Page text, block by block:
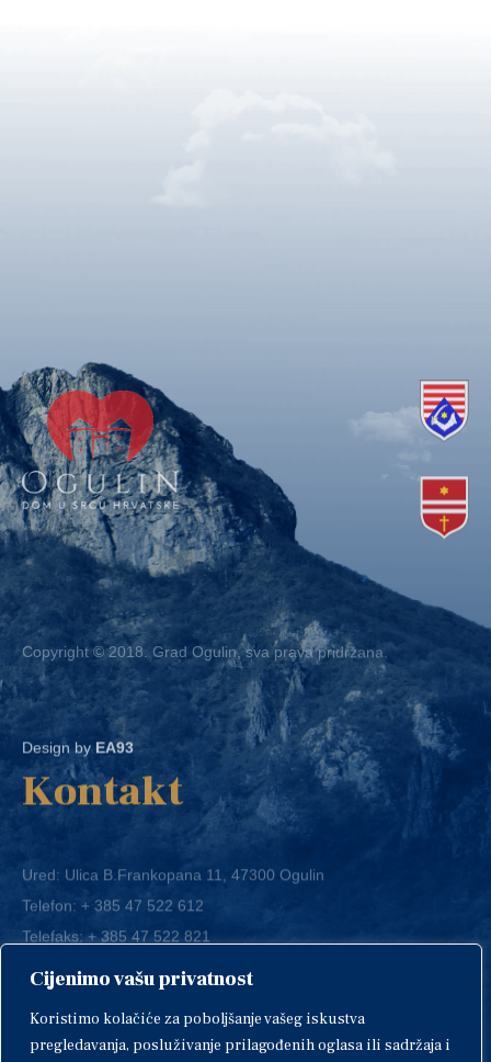
Cijenimo vašu privatnost
Koristimo kolačiće za poboljšanje vašeg iskustva
pregledavanja, posluživanje prilagođenih oglasa ili sadržaja i
Copyright © 2018. Grad Ogulin, sva prava pridržana.
Design byEA93
Kontakt
Ured: Ulica B.Frankopana 11, 47300 Ogulin
Telefon:+ 385 47 522 612
Telefaks:+ 385 47 522 821
E-mail:grad-ogulin@ogulin.hr